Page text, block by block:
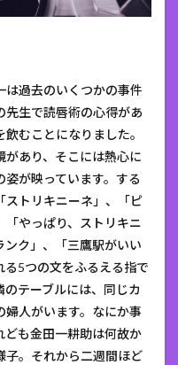
は過去のいくつかの事件
先生で読唇術の心得があ
むことになりました。
があり、そこには熱心に
が映っています。する
ストリキニーネ」、「ピ
「やっぱり、ストリキニ
ンク」、「三鷹駅がいい
5つの文をふるえる指で
テーブルには、同じカ
婦人がいます。なにか事
ども金田一耕助は何故か
子。それから二週間ほど